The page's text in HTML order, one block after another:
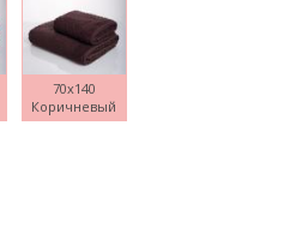
70x140
Коричневый